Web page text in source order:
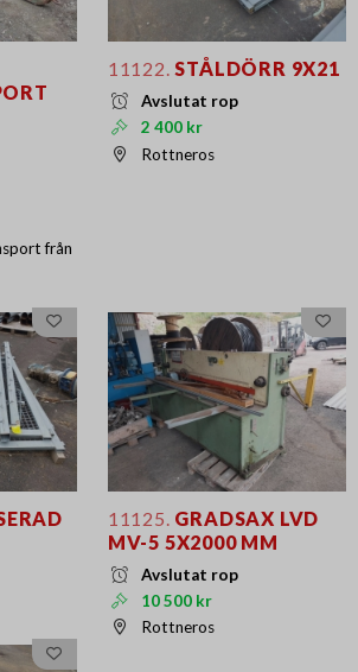
från
11122. STÅLDÖRR 9X21
Avslutat rop
2 400 kr
Rottneros
11125. GRADSAX LVD
MV-5 5X2000 MM
Avslutat rop
10 500 kr
Rottneros